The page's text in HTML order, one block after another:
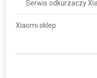
Serwis odkurzaczy
Xiaomi sklep